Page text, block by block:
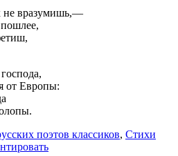
не вразумишь,—
от Европы:
поэтов классиков, Стихи